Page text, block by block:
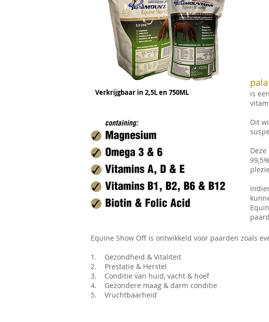
Verkrijgbaar in 2,5L en 750ML
is
Dit
Equine Show Off is ontwikkeld voor paarden zoals
1. Gezondheid & Vitaliteit
2. Prestatie & Herstel
3. Conditie van huid, vacht & hoef
4. Gezondere maag & darm conditie
5. Vruchtbaarheid